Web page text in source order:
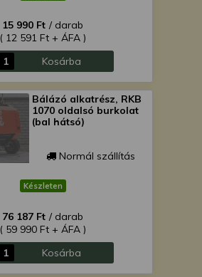
15 990 Ft / darab
( 12 591 Ft + ÁFA )
Kosárba
Bálázó alkatrész, RKB
1070 oldalsó burkolat
(bal hátsó)
Normál szállítás
Készleten
76 187 Ft / darab
( 59 990 Ft + ÁFA )
Kosárba